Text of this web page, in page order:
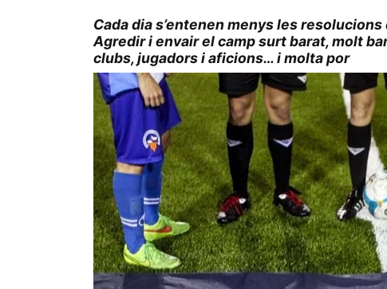
Cada dia s’entenen menys les
Agredir i envair el camp surt barat, molt
clubs, jugadors i aficions… i molta por